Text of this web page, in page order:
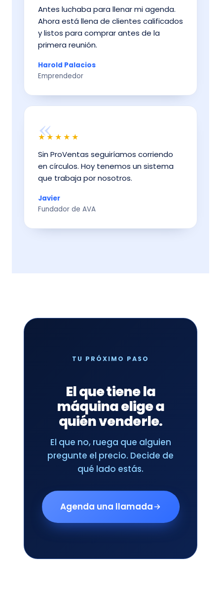
Antes luchaba para llenar mi agenda.
Ahora está llena de clientes calificados
y listos para comprar antes de la
primera reunión.
Harold Palacios
Emprendedor
«
★★★★★
Sin ProVentas seguiríamos corriendo
en círculos. Hoy tenemos un sistema
que trabaja por nosotros.
Javier
Fundador de AVA
TU PRÓXIMO PASO
El que tiene la
máquina elige a
quién venderle.
El que no, ruega que alguien
pregunte el precio. Decide de
qué lado estás.
Agenda una llamada